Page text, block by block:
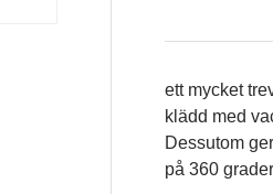
ett mycket
klädd med
Dessutom
på 360